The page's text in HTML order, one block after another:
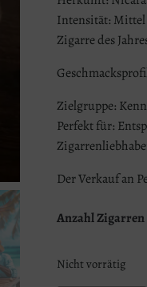
Intensität: Mittel
Zigarre des
Zielgruppe:
Perfekt für:
Der Verkauf an
Anzahl Zigarren
Nicht vorrätig